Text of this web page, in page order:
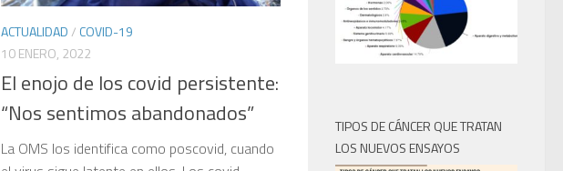
ACTUALIDAD/ COVID-19
10 ENERO, 2022
El enojo de los covid persistente:
“Nos sentimos abandonados”
La OMS los identifica como poscovid, cuando
TIPOS DE CÁNCER QUE TRATAN
LOS NUEVOS ENSAYOS